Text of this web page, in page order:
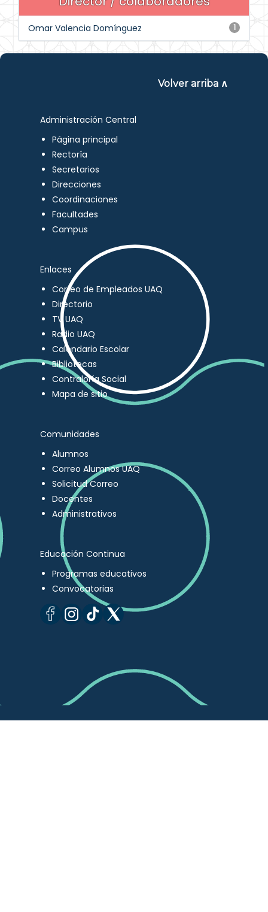
1
Omar Valencia Domínguez
Volver arriba ∧
Administración Central
Página principal
Rectoría
Secretarios
Direcciones
Coordinaciones
Facultades
Campus
Enlaces
Correo de Empleados UAQ
Directorio
TV UAQ
Radio UAQ
Calendario Escolar
Bibliotecas
Contraloría Social
Mapa de sitio
Comunidades
Alumnos
Correo Alumnos UAQ
Solicitud Correo
Docentes
Administrativos
Educación Continua
Programas educativos
Convocatorias